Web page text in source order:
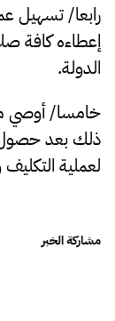
رابعا/ تسهيل
إعطاءه كافة
الدولة.
خامسا/ أوصي
ذلك بعد حصول
لعملية
مشاركة الخبر